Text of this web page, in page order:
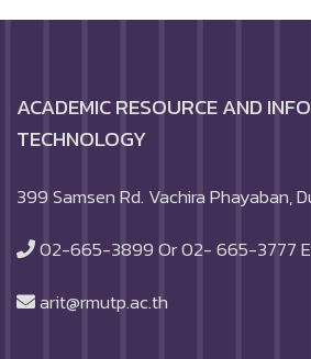
ACADEMIC RESOURCE AND
TECHNOLOGY
399 Samsen Rd. Vachira Phayaban,
02-665-3899 Or 02- 665-3777
arit@rmutp.ac.th